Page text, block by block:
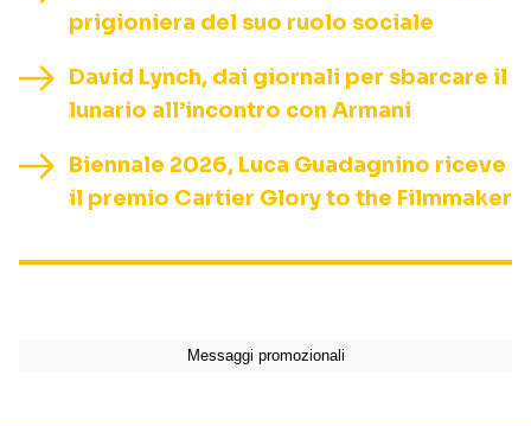
prigioniera del suo ruolo sociale
David Lynch, dai giornali per sbarcare il
lunario all’incontro con Armani
Biennale 2026, Luca Guadagnino riceve
il premio Cartier Glory to the Filmmaker